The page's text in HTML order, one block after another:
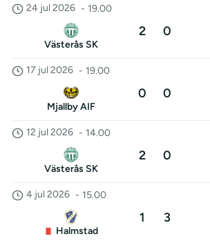
24 jul 2026 - 19.00
Västerås SK
2 0
17 jul 2026 - 19.00
Mjallby AIF
0 0
12 jul 2026 - 14.00
Västerås SK
2 0
4 jul 2026 - 15.00
Halmstad
1 3